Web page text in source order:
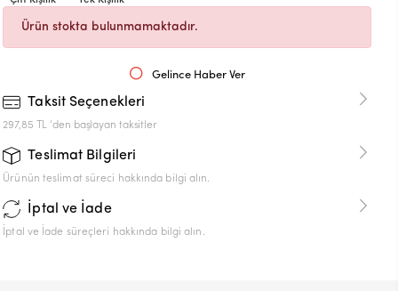
Ürün stokta bulunmamaktadır.
Gelince Haber Ver
Taksit Seçenekleri
297,85 TL 'den başlayan taksitler
Teslimat Bilgileri
Ürünün teslimat süreci hakkında bilgi alın.
İptal ve İade
İptal ve İade süreçleri hakkında bilgi alın.